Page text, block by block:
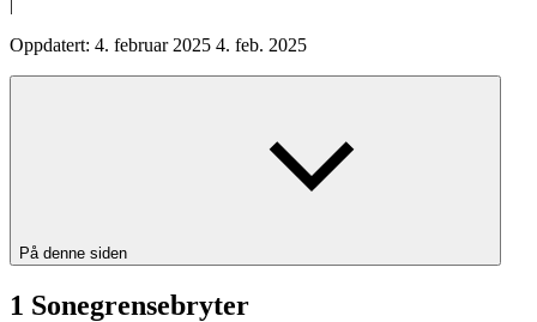
Oppdatert: 4. februar 2025 4. feb. 2025
På denne siden
1 Sonegrensebryter